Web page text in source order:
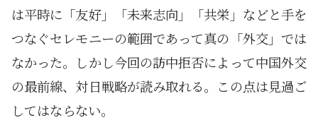
は平時に「友好」「未来志向」「共栄」などと手を
つなぐセレモニーの範囲であって真の「外交」では
なかった。しかし今回の訪中拒否によって中国外交
の最前線、対日戦略が読み取れる。この点は見過ご
してはならない。